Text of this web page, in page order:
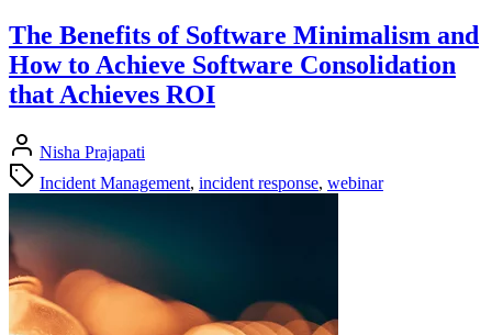
The Benefits of Software Minimalism and
How to Achieve Software Consolidation
that Achieves ROI
Nisha Prajapati
Incident Management, incident response, webinar